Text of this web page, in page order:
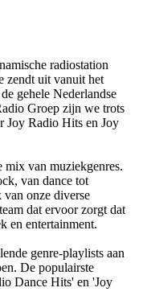
radiostation
zendt uit vanuit het
gehele Nederlandse
Groep zijn we trots
Joy Radio Hits en Joy
mix van muziekgenres.
van dance tot
van onze diverse
dat ervoor zorgt dat
en entertainment.
genre-playlists aan
De populairste
Dance Hits' en 'Joy